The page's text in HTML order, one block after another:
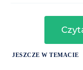
JESZCZE W TEMACIE